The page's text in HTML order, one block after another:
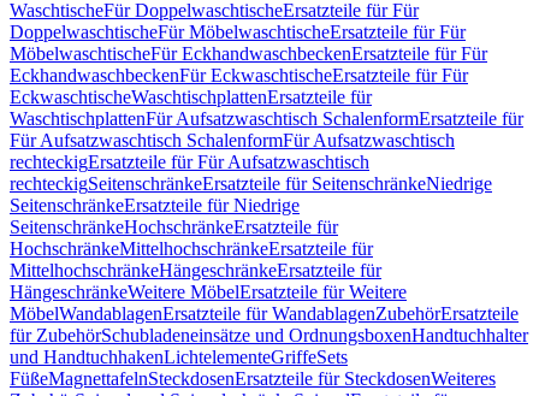
WaschtischeFür DoppelwaschtischeErsatzteile für Für
DoppelwaschtischeFür MöbelwaschtischeErsatzteile für Für
MöbelwaschtischeFür EckhandwaschbeckenErsatzteile für Für
EckhandwaschbeckenFür EckwaschtischeErsatzteile für Für
EckwaschtischeWaschtischplattenErsatzteile für
WaschtischplattenFür Aufsatzwaschtisch SchalenformErsatzteile für
Für Aufsatzwaschtisch SchalenformFür Aufsatzwaschtisch
rechteckigErsatzteile für Für Aufsatzwaschtisch
rechteckigSeitenschränkeErsatzteile für SeitenschränkeNiedrige
SeitenschränkeErsatzteile für Niedrige
SeitenschränkeHochschränkeErsatzteile für
HochschränkeMittelhochschränkeErsatzteile für
MittelhochschränkeHängeschränkeErsatzteile für
HängeschränkeWeitere MöbelErsatzteile für Weitere
MöbelWandablagenErsatzteile für WandablagenZubehörErsatzteile
für ZubehörSchubladeneinsätze und OrdnungsboxenHandtuchhalter
und HandtuchhakenLichtelementeGriffeSets
FüßeMagnettafelnSteckdosenErsatzteile für SteckdosenWeiteres